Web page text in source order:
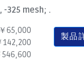
-325 mesh; .
￥65,000
142,200
546,600
製品